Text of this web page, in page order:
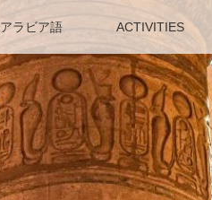
アラビア語 ACTIVITIES